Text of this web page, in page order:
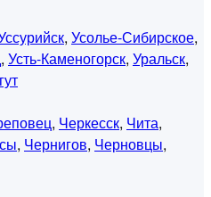
, Усолье-Сибирское,
, Усть-Каменогорск, Уральск,
, Черкесск, Чита,
, Чернигов, Черновцы,